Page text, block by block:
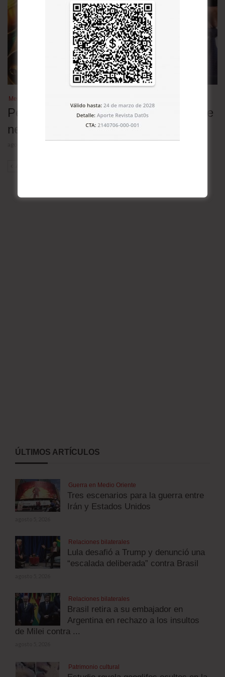
Mercados
Petróleo cae tras anuncio de Trump de
negociación con Irán
ÚLTIMOS ARTÍCULOS
Guerra en Medio Oriente
Tres escenarios para la guerra entre
Irán y Estados Unidos
Relaciones bilaterales
Lula desafió a Trump y denunció una
“escalada deliberada” contra Brasil
Relaciones bilaterales
Brasil retira a su embajador en
Argentina en rechazo a los insultos
de Milei contra ...
Patrimonio cultural